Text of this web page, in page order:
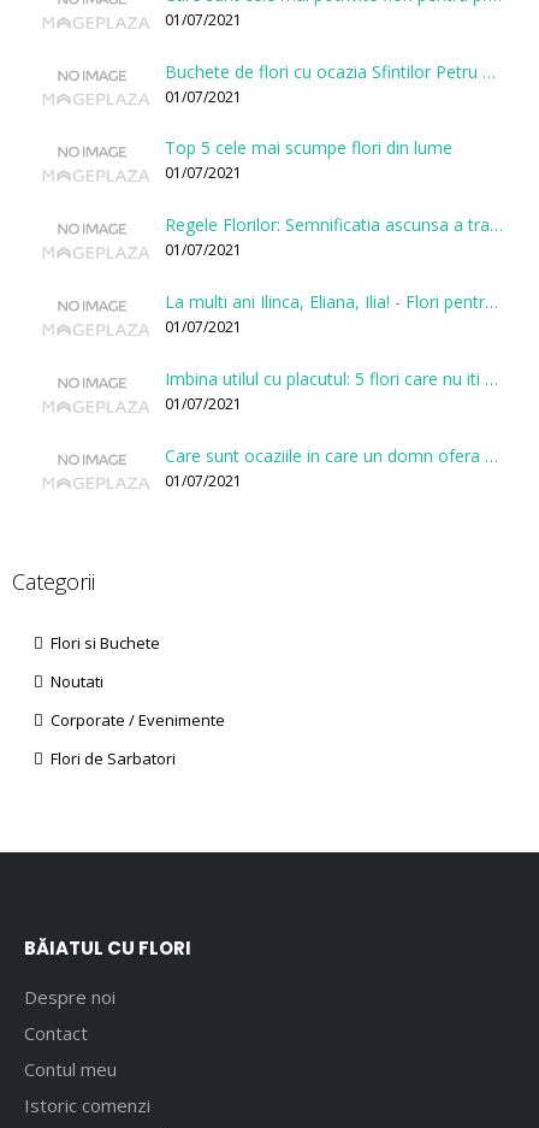
01/07/2021
Buchete de flori cu ocazia Sfintilor Petru si Pavel
01/07/2021
Top 5 cele mai scumpe flori din lume
01/07/2021
Regele Florilor: Semnificatia ascunsa a trandafirului
01/07/2021
La multi ani Ilinca, Eliana, Ilia! - Flori pentru doamnele sarbatorite de Sfantul Ilie
01/07/2021
Imbina utilul cu placutul: 5 flori care nu iti vor face gaura in buget
01/07/2021
Care sunt ocaziile in care un domn ofera flori?
01/07/2021
Categorii
Flori si Buchete
Noutati
Corporate / Evenimente
Flori de Sarbatori
BĂIATUL CU FLORI
Despre noi
Contact
Contul meu
Istoric comenzi